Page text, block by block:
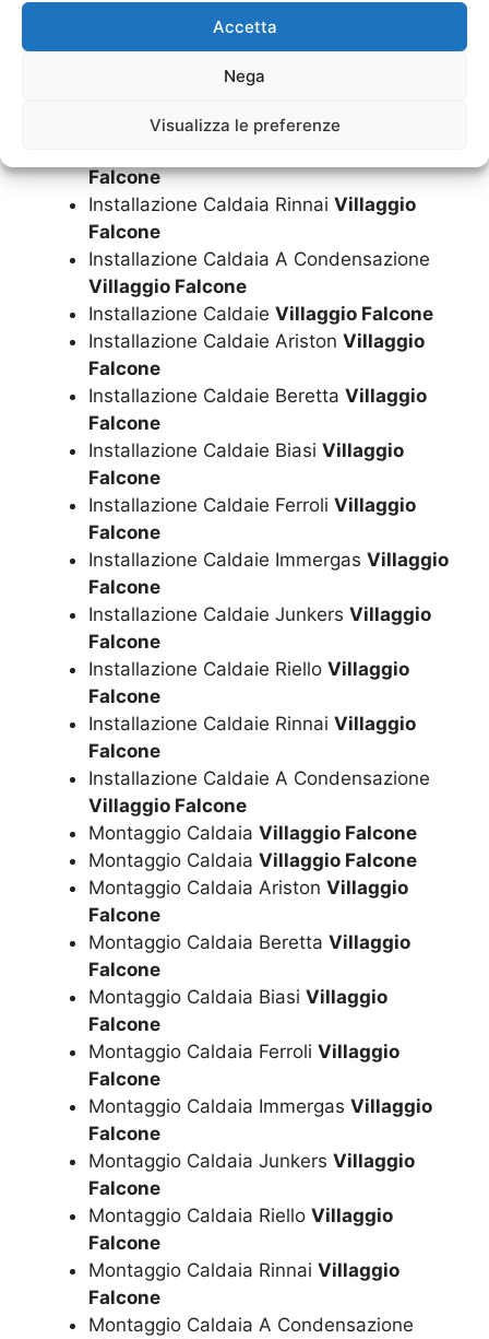
Accetta
Nega
Visualizza le preferenze
Installazione Caldaia Immergas
Falcone
Falcone
Installazione Caldaia Rinnai Villaggio
Falcone
Installazione Caldaia A Condensazione
Villaggio Falcone
Installazione Caldaie Villaggio Falcone
Installazione Caldaie Ariston Villaggio
Falcone
Installazione Caldaie Beretta Villaggio
Falcone
Installazione Caldaie Biasi Villaggio
Falcone
Installazione Caldaie Ferroli Villaggio
Falcone
Installazione Caldaie Immergas Villaggio
Falcone
Installazione Caldaie Junkers Villaggio
Falcone
Installazione Caldaie Riello Villaggio
Falcone
Installazione Caldaie Rinnai Villaggio
Falcone
Installazione Caldaie A Condensazione
Villaggio Falcone
Montaggio Caldaia Villaggio Falcone
Montaggio Caldaia Villaggio Falcone
Montaggio Caldaia Ariston Villaggio
Falcone
Montaggio Caldaia Beretta Villaggio
Falcone
Montaggio Caldaia Biasi Villaggio
Falcone
Montaggio Caldaia Ferroli Villaggio
Falcone
Montaggio Caldaia Immergas Villaggio
Falcone
Montaggio Caldaia Junkers Villaggio
Falcone
Montaggio Caldaia Riello Villaggio
Falcone
Montaggio Caldaia Rinnai Villaggio
Falcone
Montaggio Caldaia A Condensazione